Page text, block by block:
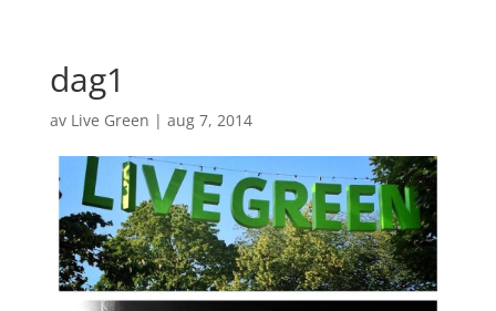
dag1
av Live Green | aug 7, 2014